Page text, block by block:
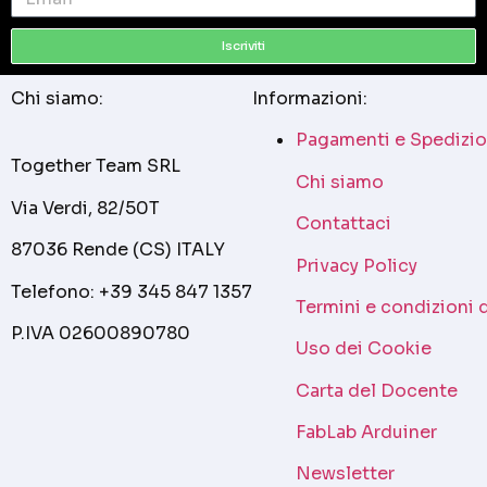
Iscriviti
Chi siamo:
Together Team SRL
Via Verdi, 82/50T
87036 Rende (CS) ITALY
Telefono: +39 345 847 1357
P.IVA 02600890780
Informazioni:
Pagamenti e
Chi siamo
Contattaci
Privacy Policy
Termini e condizioni
Uso dei Cookie
Carta del Docente
FabLab Arduiner
Newsletter